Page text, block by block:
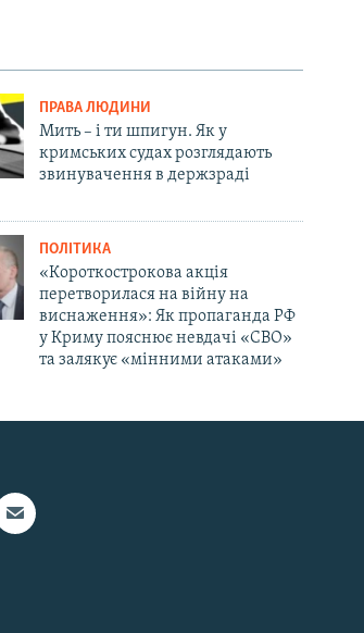
ПРАВА ЛЮДИНИ
Мить – і ти шпигун. Як у
кримських судах розглядають
звинувачення в держзраді
ПОЛІТИКА
«Короткострокова акція
перетворилася на війну на
виснаження»: Як пропаганда РФ
у Криму пояснює невдачі «СВО»
та залякує «мінними атаками»